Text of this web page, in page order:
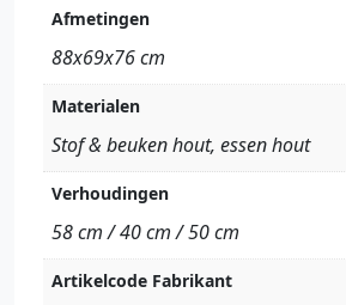
Afmetingen
88x69x76 cm
Materialen
Stof & beuken hout, essen hout
Verhoudingen
58 cm / 40 cm / 50 cm
Artikelcode Fabrikant